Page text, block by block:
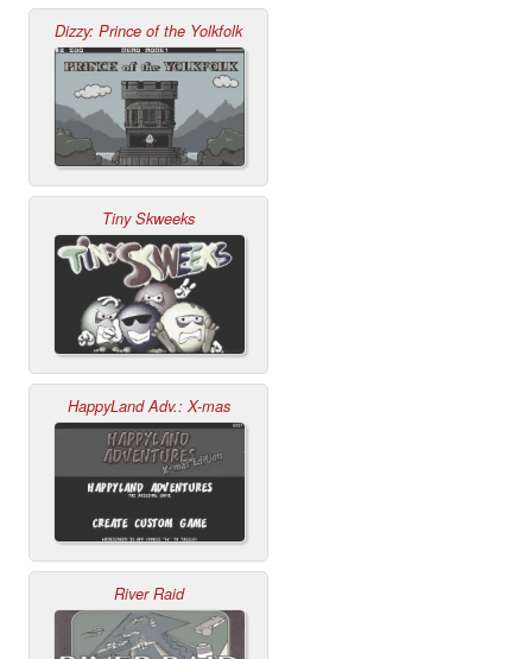
Dizzy: Prince of the Yolkfolk
Tiny Skweeks
HappyLand Adv.: X-mas
River Raid